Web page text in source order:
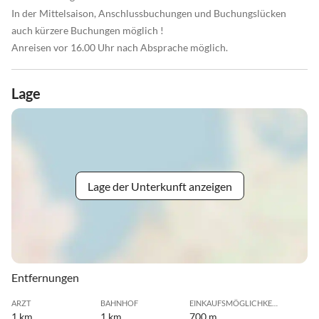
In der Mittelsaison, Anschlussbuchungen und Buchungslücken
auch kürzere Buchungen möglich !
Anreisen vor 16.00 Uhr nach Absprache möglich.
Lage
Lage der Unterkunft anzeigen
Entfernungen
ARZT BAHNHOF EINKAUFSMÖGLICHKEIT